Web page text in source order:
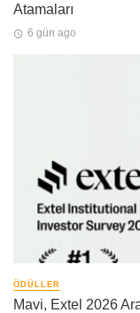
Atamaları
6 gün ago
ÖDÜLLER
Mavi, Extel 2026